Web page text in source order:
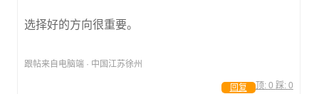
选择好的方向很重要。
跟帖来自电脑端 · 中国江苏徐州
顶: 0 踩: 0
回复